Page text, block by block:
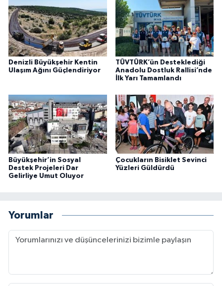
Denizli Büyükşehir Kentin
Ulaşım Ağını Güçlendiriyor
TÜVTÜRK’ün Desteklediği
Anadolu Dostluk Rallisi’nde
İlk Yarı Tamamlandı
Büyükşehir’in Sosyal
Destek Projeleri Dar
Gelirliye Umut Oluyor
Çocukların Bisiklet Sevinci
Yüzleri Güldürdü
Yorumlar